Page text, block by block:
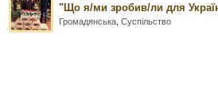
"Що я/ми зробив/ли для
Громадянська ,Суспільство